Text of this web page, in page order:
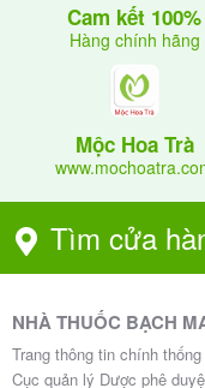
Cam kết 100%
Hàng chính hãng
Mộc Hoa Trà
Tìm cửa
NHÀ THUỐC BẠCH
Trang thông tin chính
Cục quản lý Dược phê